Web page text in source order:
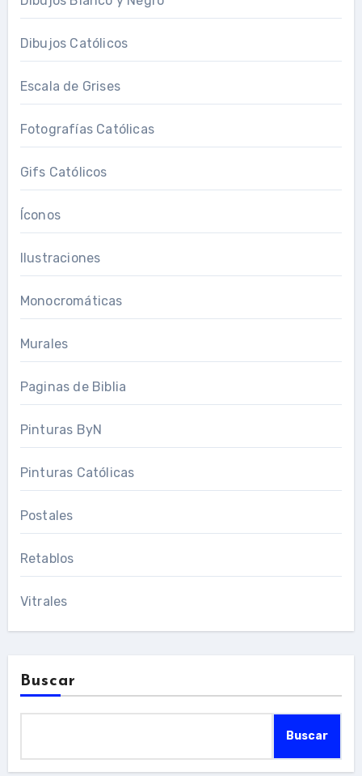
Dibujos Católicos
Escala de Grises
Fotografías Católicas
Gifs Católicos
Íconos
Ilustraciones
Monocromáticas
Murales
Paginas de Biblia
Pinturas ByN
Pinturas Católicas
Postales
Retablos
Vitrales
Buscar
Buscar